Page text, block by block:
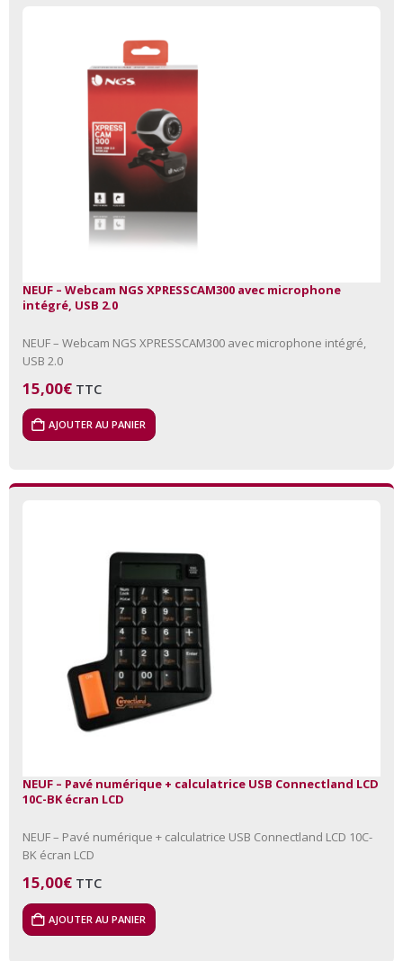
NEUF – Webcam NGS XPRESSCAM300 avec microphone
intégré, USB 2.0
NEUF – Webcam NGS XPRESSCAM300 avec microphone intégré,
USB 2.0
15,00€ TTC
AJOUTER AU PANIER
NEUF – Pavé numérique + calculatrice USB Connectland LCD
10C-BK écran LCD
NEUF – Pavé numérique + calculatrice USB Connectland LCD 10C-
BK écran LCD
15,00€ TTC
AJOUTER AU PANIER